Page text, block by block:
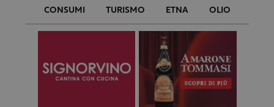
CONSUMI TURISMO ETNA OLIO